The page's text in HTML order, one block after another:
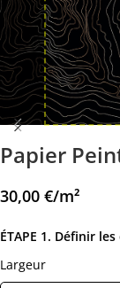
Papier
30,00 €/m²
ÉTAPE 1. Définir
Largeur